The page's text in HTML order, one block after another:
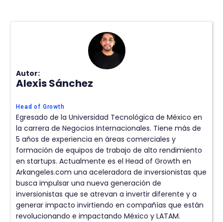
Autor:
Alexis Sánchez
Head of Growth
Egresado de la Universidad Tecnológica de México en
la carrera de Negocios Internacionales. Tiene más de
5 años de experiencia en áreas comerciales y
formación de equipos de trabajo de alto rendimiento
en startups. Actualmente es el Head of Growth en
Arkangeles.com una aceleradora de inversionistas que
busca impulsar una nueva generación de
inversionistas que se atrevan a invertir diferente y a
generar impacto invirtiendo en compañías que están
revolucionando e impactando México y LATAM.